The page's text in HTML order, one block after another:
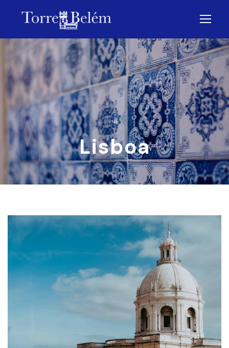
Tag
Lisboa